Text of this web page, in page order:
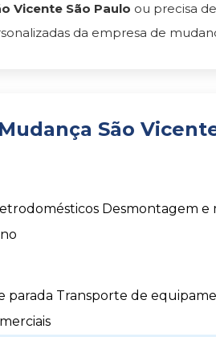
Vicente São Paulo ou precisa de
da empresa de
São
Desmontagem e
parada Transporte de